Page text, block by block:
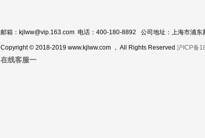
邮箱：kjlww@vip.163.com 电话：400-180-8892 公司地址：上海市浦东
Copyright © 2018-2019 www.kjlww.com ， All Rights Reserved 沪ICP备
在线客服一